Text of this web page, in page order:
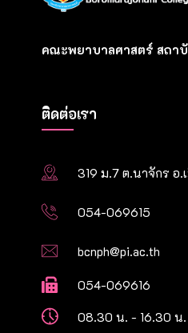
คณะพยาบาลศาสตร์ สถา
ติดต่อเรา
319 ม.7 ต.นาจักร อ
054-069615
bcnph@pi.ac.th
054-069616
08.30 น. - 16.30 น.